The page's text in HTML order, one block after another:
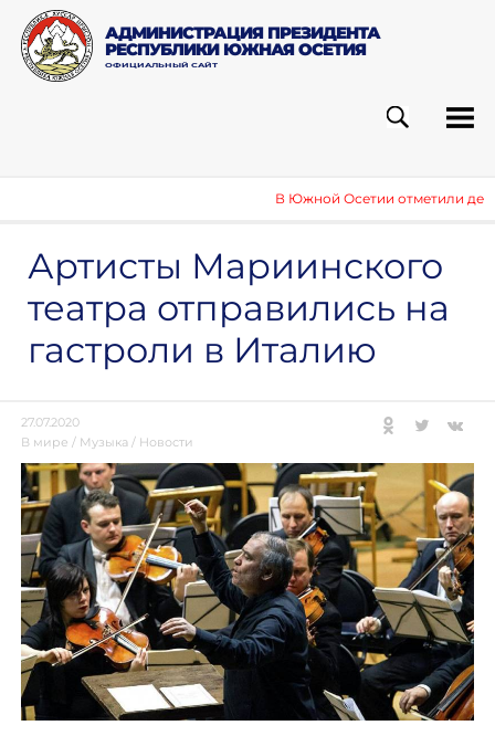
АДМИНИСТРАЦИЯ ПРЕЗИДЕНТА
РЕСПУБЛИКИ ЮЖНАЯ ОСЕТИЯ
ОФИЦИАЛЬНЫЙ САЙТ
ПОИСК
В Южной Осетии отметили день
Артисты Мариинского
театра отправились на
гастроли в Италию
27.07.2020
В мире / Музыка / Новости